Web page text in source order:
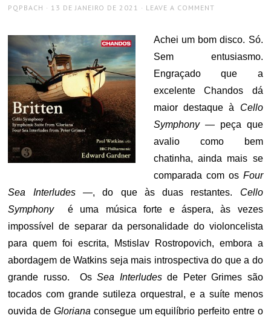
AUTHOR
PQPBACH
POSTED
13 DE JANEIRO DE 2021 LEAVE A COMMENT
Achei um bom disco. Só.
Sem entusiasmo.
Engraçado que a
excelente Chandos dá
maior destaque à Cello
Symphony —peça que
avalio como bem
chatinha, ainda mais se
comparada com os Four
Sea Interludes —, do que às duas restantes. Cello
Symphonyé uma música forte e áspera, às vezes
impossível de separar da personalidade do violoncelista
para quem foi escrita, Mstislav Rostropovich, embora a
abordagem de Watkins seja mais introspectiva do que a do
grande russo. OsSea Interludesde Peter Grimes são
tocados com grande sutileza orquestral, e a suíte menos
ouvida de Gloriana consegue um equilíbrio perfeito entre o